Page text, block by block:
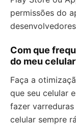
permissões do
Com que
do meu
Faça a
que seu celular
fazer
celular sempre